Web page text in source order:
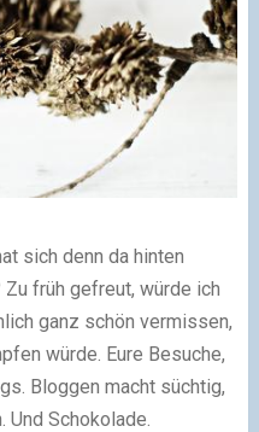
sich denn da hinten
früh gefreut, würde ich
ganz schön vermissen,
würde. Eure Besuche,
Bloggen macht süchtig,
Und Schokolade.